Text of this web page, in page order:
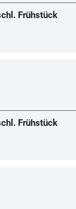
Frühstück
Frühstück